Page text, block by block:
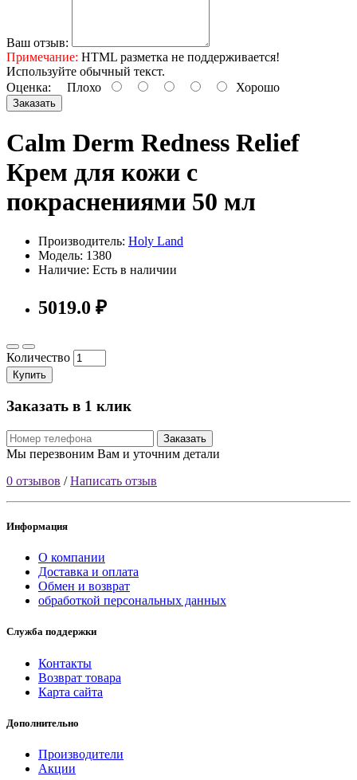
Ваш отзыв:
Примечание: HTML разметка не поддерживается!
Используйте обычный текст.
Оценка: Плохо Хорошо
Заказать
Calm Derm Redness Relief
Крем для кожи с
покраснениями 50 мл
Производитель: Holy Land
Модель: 1380
Наличие: Есть в наличии
5019.0 ₽
Количество
Купить
Заказать в 1 клик
Заказать
Мы перезвоним Вам и уточним детали
0 отзывов /Написать отзыв
Информация
О компании
Доставка и оплата
Обмен и возврат
обработкой персональных данных
Служба поддержки
Контакты
Возврат товара
Карта сайта
Дополнительно
Производители
Акции